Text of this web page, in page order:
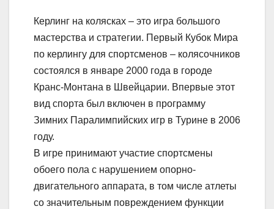
Керлинг на колясках – это игра большого
мастерства и стратегии. Первый Кубок Мира
по керлингу для спортсменов – колясочников
состоялся в январе 2000 года в городе
Кранс-Монтана в Швейцарии. Впервые этот
вид спорта был включен в программу
Зимних Паралимпийских игр в Турине в 2006
году.
В игре принимают участие спортсмены
обоего пола с нарушением опорно-
двигательного аппарата, в том числе атлеты
со значительным повреждением функции